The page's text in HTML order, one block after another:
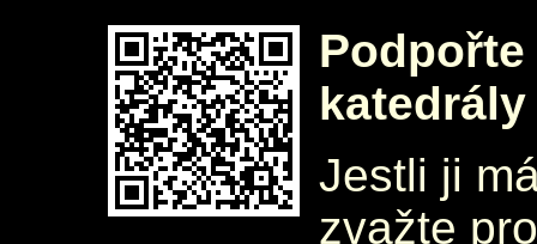
katedrály
Jestli ji
zvažte